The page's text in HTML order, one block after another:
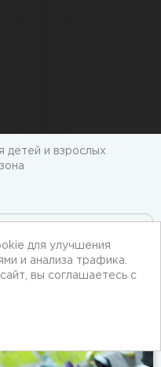
детей и взрослых
для улучшения
и анализа трафика.
вы соглашаетесь с